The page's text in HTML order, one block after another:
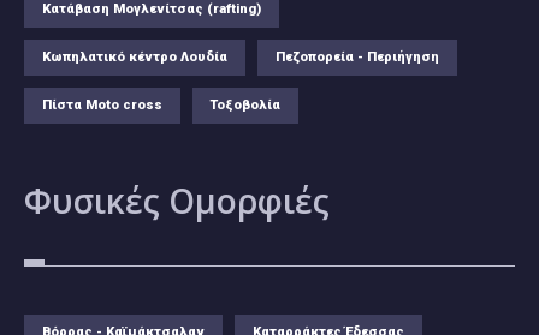
Κατάβαση Μογλενίτσας (rafting)
Κωπηλατικό κέντρο Λουδία Πεζοπορεία - Περιήγηση
Πίστα Moto cross Τοξοβολία
Φυσικές Ομορφιές